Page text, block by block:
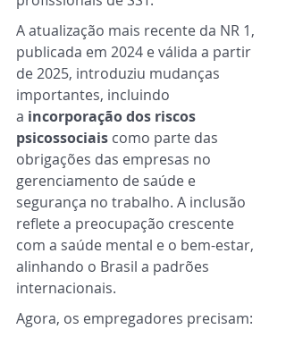
A atualização mais recente da NR 1,
publicada em 2024 e válida a partir
de 2025, introduziu mudanças
importantes, incluindo
a incorporação dos riscos
psicossociais como parte das
obrigações das empresas no
gerenciamento de saúde e
segurança no trabalho. A inclusão
reflete a preocupação crescente
com a saúde mental e o bem-estar,
alinhando o Brasil a padrões
internacionais.
Agora, os empregadores precisam: